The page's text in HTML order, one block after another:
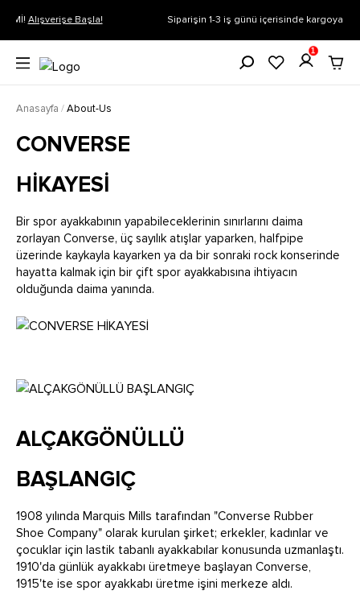
Siparişin 1-3 iş günü içerisinde kargoya verilecektir. Daha Fazla Bilgi
1
Anasayfa /About-Us
CONVERSE
HİKAYESİ
Bir spor ayakkabının yapabileceklerinin sınırlarını daima
zorlayan Converse, üç sayılık atışlar yaparken, halfpipe
üzerinde kaykayla kayarken ya da bir sonraki rock konserinde
hayatta kalmak için bir çift spor ayakkabısına ihtiyacın
olduğunda daima yanında.
ALÇAKGÖNÜLLÜ
BAŞLANGIÇ
1908 yılında Marquis Mills tarafından "Converse Rubber
Shoe Company" olarak kurulan şirket; erkekler, kadınlar ve
çocuklar için lastik tabanlı ayakkabılar konusunda uzmanlaştı.
1910'da günlük ayakkabı üretmeye başlayan Converse,
1915'te ise spor ayakkabı üretme işini merkeze aldı.